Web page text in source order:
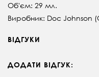
Об'єм: 29 мл.
Виробник: Doc Johnson
ВІДГУКИ
ДОДАТИ ВІДГУК: